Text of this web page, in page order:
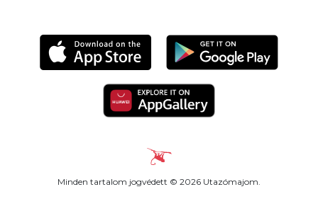
Minden tartalom jogvédett © 2026 Utazómajom.